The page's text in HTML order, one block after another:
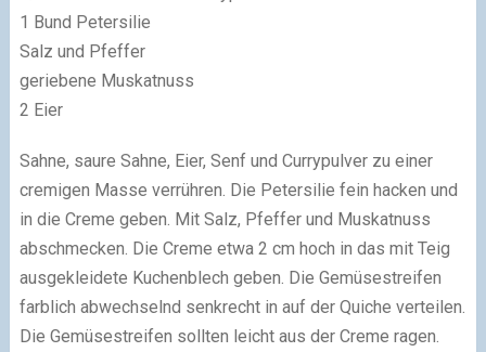
1 Bund Petersilie
Salz und Pfeffer
geriebene Muskatnuss
2 Eier
Sahne, saure Sahne, Eier, Senf und Currypulver zu einer
cremigen Masse verrühren. Die Petersilie fein hacken und
in die Creme geben. Mit Salz, Pfeffer und Muskatnuss
abschmecken. Die Creme etwa 2 cm hoch in das mit Teig
ausgekleidete Kuchenblech geben. Die Gemüsestreifen
farblich abwechselnd senkrecht in auf der Quiche verteilen.
Die Gemüsestreifen sollten leicht aus der Creme ragen.